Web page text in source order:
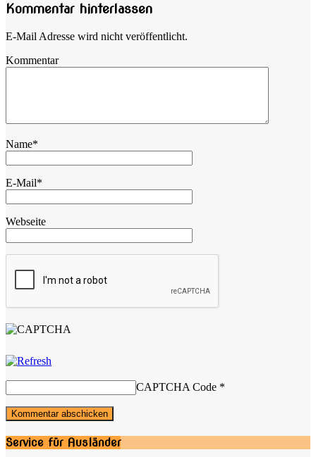
Kommentar hinterlassen
E-Mail Adresse wird nicht veröffentlicht.
Kommentar
Name*
E-Mail*
Webseite
CAPTCHA Code *
Service für Ausländer